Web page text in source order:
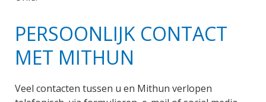
PERSOONLIJK CONTACT
MET MITHUN
Veel contacten tussen u en Mithun verlopen